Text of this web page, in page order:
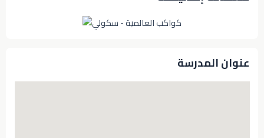
عنوان المدرسة